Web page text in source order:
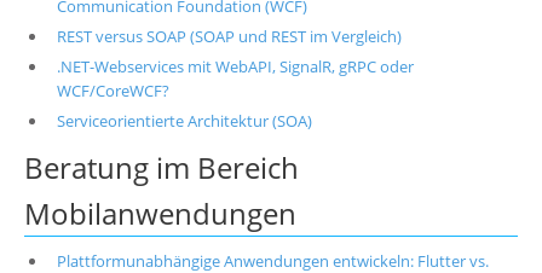
Communication Foundation (WCF)
REST versus SOAP (SOAP und REST im Vergleich)
.NET-Webservices mit WebAPI, SignalR, gRPC oder
WCF/CoreWCF?
Serviceorientierte Architektur (SOA)
Beratung im Bereich
Mobilanwendungen
Plattformunabhängige Anwendungen entwickeln: Flutter vs.